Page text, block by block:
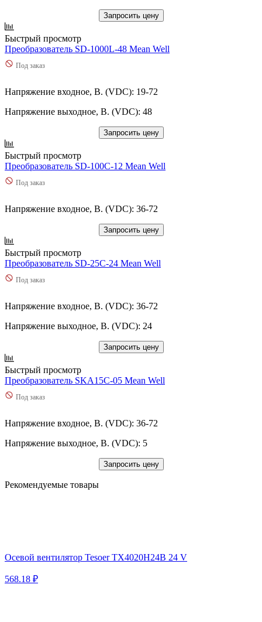
Запросить цену
Быстрый просмотр
Преобразователь SD-1000L-48 Mean Well
Под заказ
Напряжение входное, В. (VDC): 19-72
Напряжение выходное, В. (VDC): 48
Запросить цену
Быстрый просмотр
Преобразователь SD-100C-12 Mean Well
Под заказ
Напряжение входное, В. (VDC): 36-72
Запросить цену
Быстрый просмотр
Преобразователь SD-25C-24 Mean Well
Под заказ
Напряжение входное, В. (VDC): 36-72
Напряжение выходное, В. (VDC): 24
Запросить цену
Быстрый просмотр
Преобразователь SKA15C-05 Mean Well
Под заказ
Напряжение входное, В. (VDC): 36-72
Напряжение выходное, В. (VDC): 5
Запросить цену
Рекомендуемые товары
Осевой вентилятор Tesoer TX4020H24B 24 V
568.18 ₽